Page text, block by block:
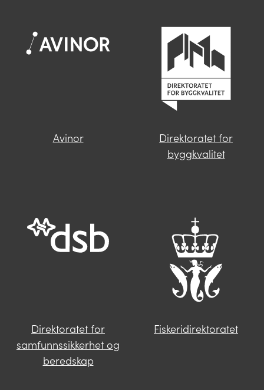
Når du skriver spørsmålet ditt, gjør vi et
søk og viser deg vår mest relevante
Finner du ikke svar på spørsmålet
saksbehandlere i Miljødirektoratet vil følge
deg opp videre.
Avinor
Direktoratet for
byggkvalitet
Direktoratet for
samfunnssikkerhet og
beredskap
Fiskeridirektoratet